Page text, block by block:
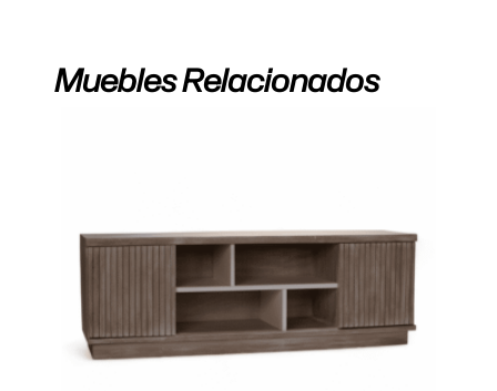
Muebles Relacionados